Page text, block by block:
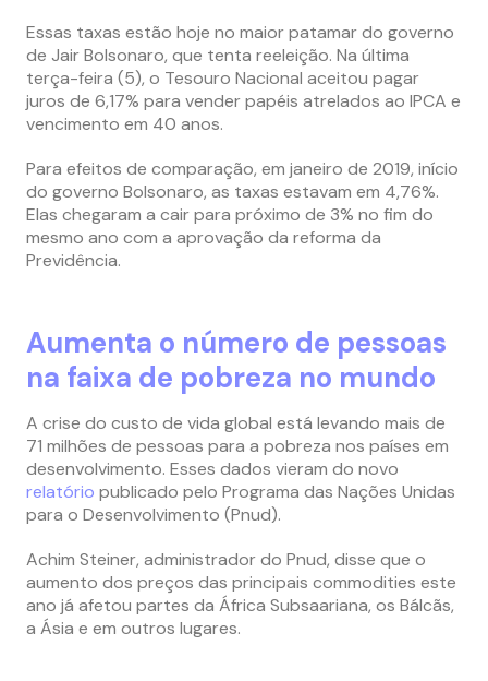
Essas taxas estão hoje no maior patamar do governo
de Jair Bolsonaro, que tenta reeleição. Na última
terça-feira (5), o Tesouro Nacional aceitou pagar
juros de 6,17% para vender papéis atrelados ao IPCA e
vencimento em 40 anos.
Para efeitos de comparação, em janeiro de 2019, início
do governo Bolsonaro, as taxas estavam em 4,76%.
Elas chegaram a cair para próximo de 3% no fim do
mesmo ano com a aprovação da reforma da
Previdência.
Aumenta o número de pessoas
na faixa de pobreza no mundo
A crise do custo de vida global está levando mais de
71 milhões de pessoas para a pobreza nos países em
desenvolvimento. Esses dados vieram do novo
relatório publicado pelo Programa das Nações Unidas
para o Desenvolvimento (Pnud).
Achim Steiner, administrador do Pnud, disse que o
aumento dos preços das principais commodities este
ano já afetou partes da África Subsaariana, os Bálcãs,
a Ásia e em outros lugares.